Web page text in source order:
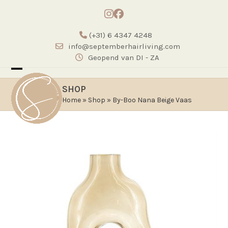
Instagram
Facebook
(+31) 6 4347 4248
info@septemberhairliving.com
Geopend van DI - ZA
Open
mobile
menu
Close
mobile
menu
SHOP
Home » Shop » By-Boo Nana Beige Vaas